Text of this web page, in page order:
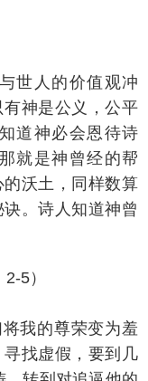
世人的价值观冲
神是公义，公平
道神必会恩待诗
就是神曾经的帮
沃土，同样数算
。诗人知道神曾
5）
将我的尊荣变为羞
找虚假，要到几